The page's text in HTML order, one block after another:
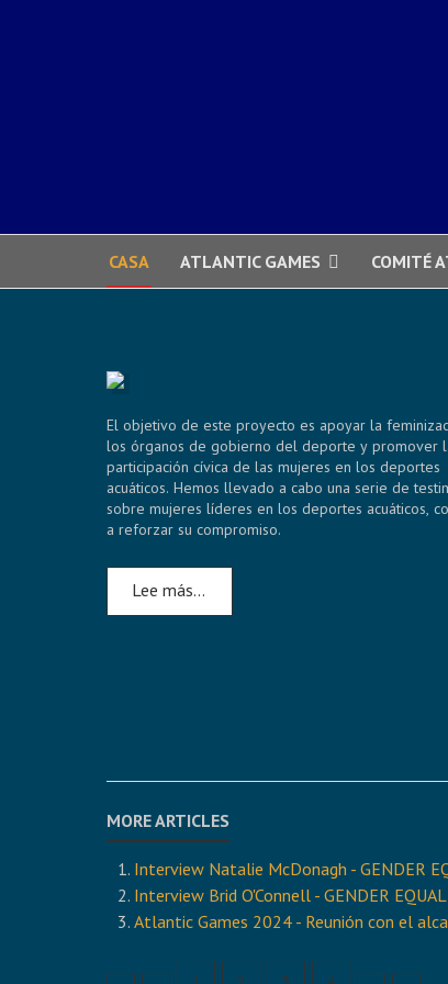
CASA ATLANTIC GAMES COMITÉ
El objetivo de este proyecto es apoyar la
los órganos de gobierno del deporte y promover
participación cívica de las mujeres en los deportes
acuáticos. Hemos llevado a cabo una serie de
sobre mujeres líderes en los deportes acuáticos,
a reforzar su compromiso.
Lee más…
Interview Natalie McDonagh - GENDER
Interview Brid O'Connell - GENDER
Atlantic Games 2024 - Reunión con el